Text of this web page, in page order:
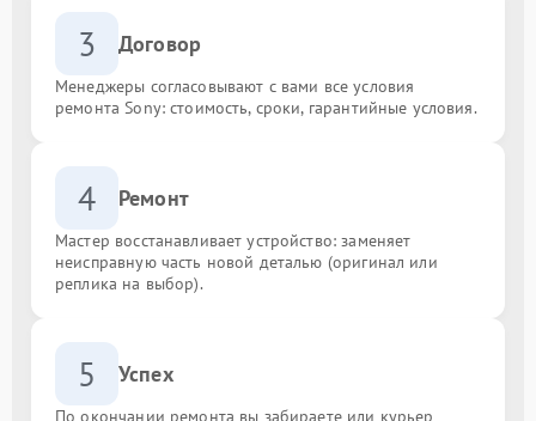
3 Договор
Менеджеры согласовывают с вами все условия
ремонта Sony: стоимость, сроки, гарантийные условия.
4 Ремонт
Мастер восстанавливает устройство: заменяет
неисправную часть новой деталью (оригинал или
реплика на выбор).
5 Успех
По окончании ремонта вы забираете или курьер